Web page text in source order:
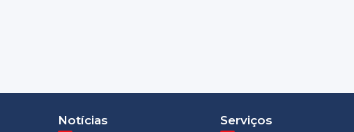
Notícias Serviços